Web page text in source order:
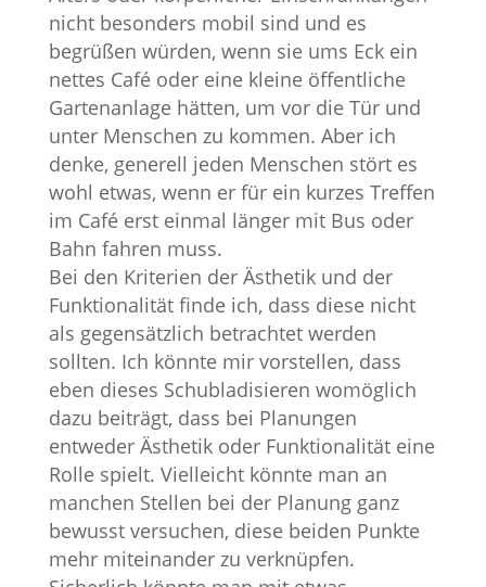
nicht besonders mobil sind und es
begrüßen würden, wenn sie ums Eck ein
nettes Café oder eine kleine öffentliche
Gartenanlage hätten, um vor die Tür und
unter Menschen zu kommen. Aber ich
denke, generell jeden Menschen stört es
wohl etwas, wenn er für ein kurzes Treffen
im Café erst einmal länger mit Bus oder
Bahn fahren muss.
Bei den Kriterien der Ästhetik und der
Funktionalität finde ich, dass diese nicht
als gegensätzlich betrachtet werden
sollten. Ich könnte mir vorstellen, dass
eben dieses Schubladisieren womöglich
dazu beiträgt, dass bei Planungen
entweder Ästhetik oder Funktionalität eine
Rolle spielt. Vielleicht könnte man an
manchen Stellen bei der Planung ganz
bewusst versuchen, diese beiden Punkte
mehr miteinander zu verknüpfen.